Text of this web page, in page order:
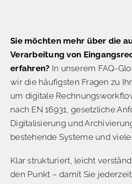
Sie möchten mehr über die
Verarbeitung von
erfahren? In unserem FAQ-
wir die häufigsten Fragen zu
um digitale
nach EN 16931, gesetzliche
Digitalisierung und
bestehende Systeme und
Klar strukturiert, leicht
den Punkt – damit Sie